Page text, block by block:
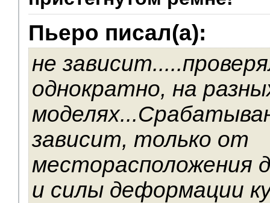
Пьеро писал(а):
не
однократно, на
зависит, только от
месторасположения
и силы деформации